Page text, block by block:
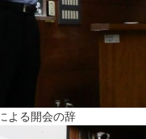
よる開会の辞